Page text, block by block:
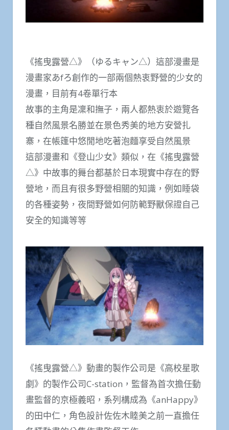
《搖曳露營△》（ゆるキャン△）這部漫畫是
漫畫家あfろ創作的一部兩個熱衷野營的少女的
漫畫，目前有4卷單行本
故事的主角是凜和撫子，兩人都熱衷於遊覽各
種自然風景名勝並在景色秀美的地方安營扎
寨，在帳篷中悠閒地吃著泡麵享受自然風景
這部漫畫和《登山少女》類似，在《搖曳露營
△》中故事的舞台都基於日本現實中存在的野
營地，而且有很多野營相關的知識，例如睡袋
的各種姿勢，夜間野營如何防範野獸保證自己
安全的知識等等
《搖曳露營△》動畫的製作公司是《高校星歌
劇》的製作公司C-station，監督為首次擔任動
畫監督的京極義昭，系列構成為《anHappy》
的田中仁，角色設計佐佐木睦美之前一直擔任